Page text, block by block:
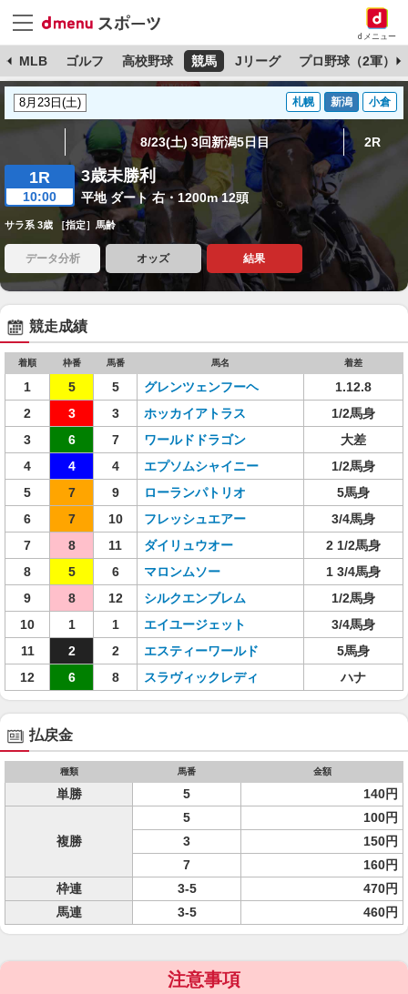
dメニュー
MLB ゴルフ 高校野球 競馬 Jリーグ プロ野球（2軍）
札幌 新潟 小倉
8/23(土) 3回新潟5日目 2R
1R
10:00
3歳未勝利
平地 ダート 右・1200m 12頭
サラ系 3歳 ［指定］馬齢
データ分析 オッズ 結果
競走成績
着順 枠番 馬番 馬名 着差
1 5 5 グレンツェンフーヘ
1.12.8
2
3 3 ホッカイアトラス
1/2馬身
3
6 7 ワールドドラゴン
大差
4
4 4 エプソムシャイニー
1/2馬身
5
7 9 ローランパトリオ
5馬身
6
7 10 フレッシュエアー
3/4馬身
7
8 11 ダイリュウオー
2 1/2馬身
8
5 6 マロンムソー
1 3/4馬身
9
8 12 シルクエンブレム
1/2馬身
10
1 1 エイユージェット
3/4馬身
11
2 2 エスティーワールド
5馬身
12
6 8 スラヴィックレディ ハナ
払戻金
種類 馬番 金額
単勝 5 140円
複勝
5
100円
3
150円
7
160円
枠連
3-5
470円
馬連
3-5 460円
注意事項